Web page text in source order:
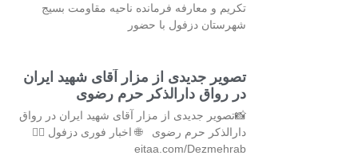
تکریم و معارفه فرمانده ناحیه مقاومت بسیج
شهرستان دزفول با حضور
تصویر جدیدی از مزار آقای شهید ایران
در رواق دارالذکر حرم رضوی
📸تصویر جدیدی از مزار آقای شهید ایران در رواق
دارالذکر حرم رضوی 🌐 اخبار فوری دزفول 👇🏻
eitaa.com/Dezmehrab